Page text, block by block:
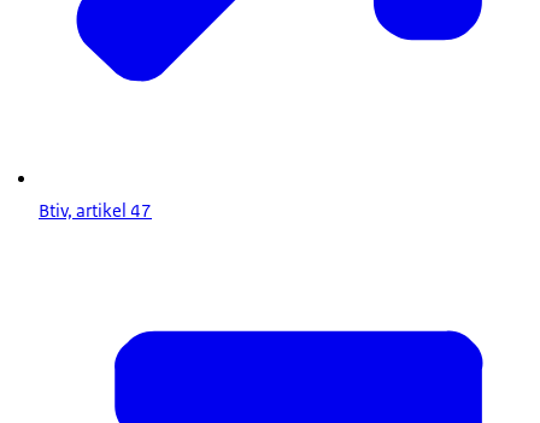
Btiv, artikel 47